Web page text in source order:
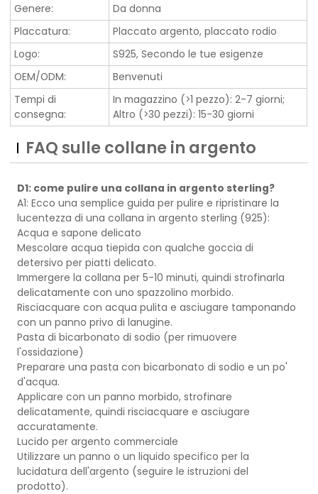
Genere:
Da donna
Placcatura:
Placcato argento, placcato rodio
Logo:
S925, Secondo le tue esigenze
OEM/ODM:
Benvenuti
Tempi di
consegna:
In magazzino (>1 pezzo): 2-7 giorni;
Altro (>30 pezzi): 15-30 giorni
FAQ sulle collane in argento
D1: come pulire una collana in argento sterling?
A1: Ecco una semplice guida per pulire e ripristinare la
lucentezza di una collana in argento sterling (925):
Acqua e sapone delicato
Mescolare acqua tiepida con qualche goccia di
detersivo per piatti delicato.
Immergere la collana per 5-10 minuti, quindi strofinarla
delicatamente con uno spazzolino morbido.
Risciacquare con acqua pulita e asciugare tamponando
con un panno privo di lanugine.
Pasta di bicarbonato di sodio (per rimuovere
l'ossidazione)
Preparare una pasta con bicarbonato di sodio e un po'
d'acqua.
Applicare con un panno morbido, strofinare
delicatamente, quindi risciacquare e asciugare
accuratamente.
Lucido per argento commerciale
Utilizzare un panno o un liquido specifico per la
lucidatura dell'argento (seguire le istruzioni del
prodotto).